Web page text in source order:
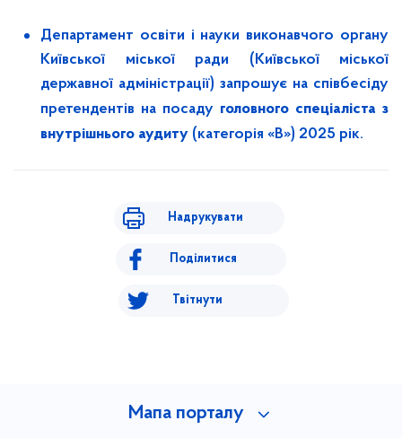
Департамент освіти і науки виконавчого органу
Київської міської ради (Київської міської
державної адміністрації) запрошує на співбесіду
претендентів на посаду головного спеціаліста з
внутрішнього аудиту (категорія «В») 2025 рік.
Надрукувати
Поділитися
Твітнути
Мапа порталу